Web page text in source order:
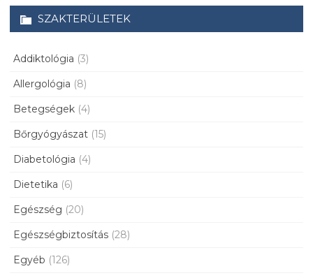
SZAKTERÜLETEK
Addiktológia (3)
Allergológia (8)
Betegségek (4)
Bőrgyógyászat (15)
Diabetológia (4)
Dietetika (6)
Egészség (20)
Egészségbiztosítás (28)
Egyéb (126)